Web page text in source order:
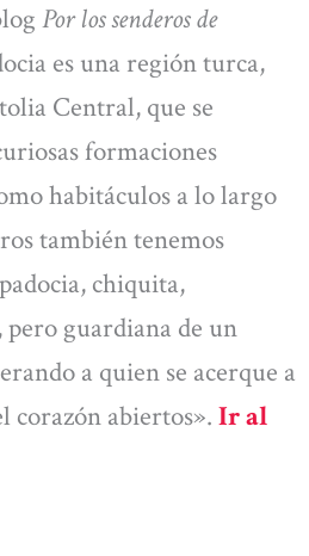
Por los senderos de
es una región turca,
Central, que se
formaciones
habitáculos a lo largo
también tenemos
chiquita,
guardiana de un
a quien se acerque a
corazón abiertos». Ir al